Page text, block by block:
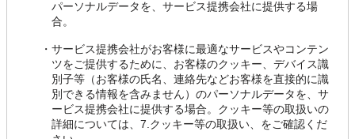
パーソナルデータを、サービス提携会社に提供する場
合。
・ サービス提携会社がお客様に最適なサービスやコンテン
ツをご提供するために、お客様のクッキー、デバイス識
別子等（お客様の氏名、連絡先などお客様を直接的に識
別できる情報を含みません）のパーソナルデータを、サ
ービス提携会社に提供する場合。クッキー等の取扱いの
詳細については、7.クッキー等の取扱い、をご確認くだ